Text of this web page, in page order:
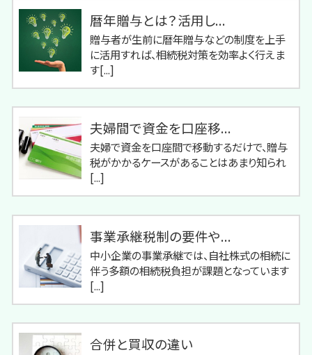
暦年贈与とは？活用し...
贈与者が生前に暦年贈与などの制度を上手
に活用すれば、相続税対策を効率よく行えま
す[...]
夫婦間で資金を口座移...
夫婦で資金を口座間で移動するだけで、贈与
税がかかるケースがあることはあまり知られ
[...]
事業承継税制の要件や...
中小企業の事業承継では、自社株式の相続に
伴う多額の相続税負担が課題となっています
[...]
合併と買収の違い